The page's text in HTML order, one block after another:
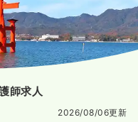
師求人
2026/08/06更新